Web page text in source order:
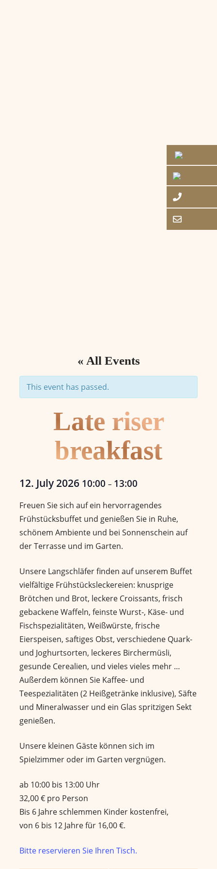
« All Events
This event has passed.
Late riser
breakfast
12. July 2026 10:00 – 13:00
Freuen Sie sich auf ein hervorragendes
Frühstücksbuffet und genießen Sie in Ruhe,
schönem Ambiente und bei Sonnenschein auf
der Terrasse und im Garten.
Unsere Langschläfer finden auf unserem Buffet
vielfältige Frühstücksleckereien: knusprige
Brötchen und Brot, leckere Croissants, frisch
gebackene Waffeln, feinste Wurst-, Käse- und
Fischspezialitäten, Weißwürste, frische
Eierspeisen, saftiges Obst, verschiedene Quark-
und Joghurtsorten, leckeres Birchermüsli,
gesunde Cerealien, und vieles vieles mehr …
Außerdem können Sie Kaffee- und
Teespezialitäten (2 Heißgetränke inklusive), Säfte
und Mineralwasser und ein Glas spritzigen Sekt
genießen.
Unsere kleinen Gäste können sich im
Spielzimmer oder im Garten vergnügen.
ab 10:00 bis 13:00 Uhr
32,00 € pro Person
Bis 6 Jahre schlemmen Kinder kostenfrei,
von 6 bis 12 Jahre für 16,00 €.
Bitte reservieren Sie Ihren Tisch.